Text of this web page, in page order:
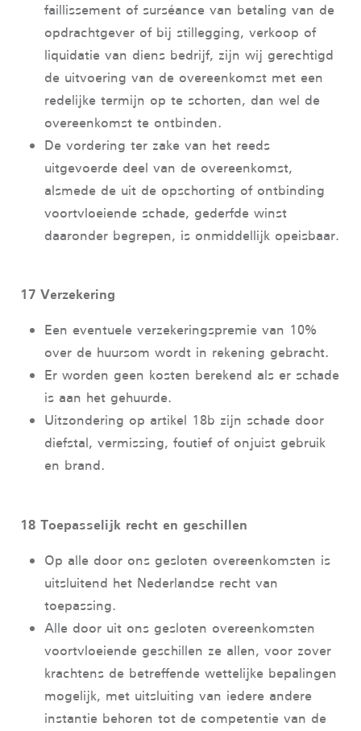
faillissement of surséance van betaling van de
opdrachtgever of bij stillegging, verkoop of
liquidatie van diens bedrijf, zijn wij gerechtigd
de uitvoering van de overeenkomst met een
redelijke termijn op te schorten, dan wel de
overeenkomst te ontbinden.
De vordering ter zake van het reeds
uitgevoerde deel van de overeenkomst,
alsmede de uit de opschorting of ontbinding
voortvloeiende schade, gederfde winst
daaronder begrepen, is onmiddellijk opeisbaar.
17 Verzekering
Een eventuele verzekeringspremie van 10%
over de huursom wordt in rekening gebracht.
Er worden geen kosten berekend als er schade
is aan het gehuurde.
Uitzondering op artikel 18b zijn schade door
diefstal, vermissing, foutief of onjuist gebruik
en brand.
18 Toepasselijk recht en geschillen
Op alle door ons gesloten overeenkomsten is
uitsluitend het Nederlandse recht van
toepassing.
Alle door uit ons gesloten overeenkomsten
voortvloeiende geschillen ze allen, voor zover
krachtens de betreffende wettelijke bepalingen
mogelijk, met uitsluiting van iedere andere
instantie behoren tot de competentie van de